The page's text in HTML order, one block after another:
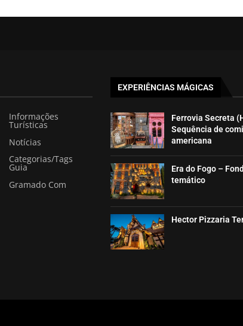
Informações
Turísticas
Notícias
Categorias/Tags
Guia
Gramado Com
EXPERIÊNCIAS MÁGICAS
Ferrovia Secreta
Sequência de
americana
Era do Fogo –
temático
Hector Pizzaria